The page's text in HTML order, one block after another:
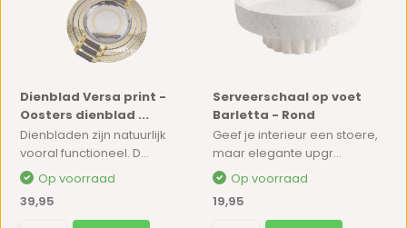
Dienblad Versa print -
Oosters dienblad ...
Dienbladen zijn natuurlijk
vooral functioneel. D...
Op voorraad
39,95
Serveerschaal op voet
Barletta - Rond
Geef je interieur een stoere,
maar elegante upgr...
Op voorraad
19,95